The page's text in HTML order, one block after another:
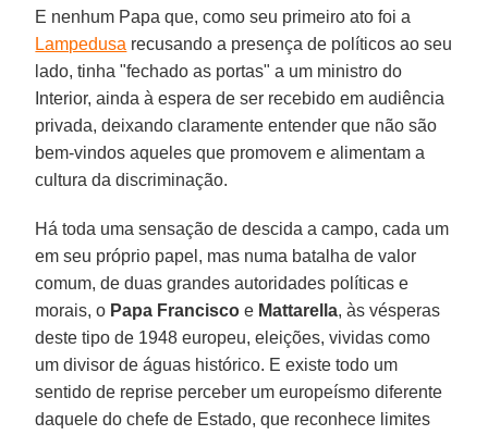
E nenhum Papa que, como seu primeiro ato foi a
Lampedusa recusando a presença de políticos ao seu
lado, tinha "fechado as portas" a um ministro do
Interior, ainda à espera de ser recebido em audiência
privada, deixando claramente entender que não são
bem-vindos aqueles que promovem e alimentam a
cultura da discriminação.
Há toda uma sensação de descida a campo, cada um
em seu próprio papel, mas numa batalha de valor
comum, de duas grandes autoridades políticas e
morais, o Papa Francisco e Mattarella, às vésperas
deste tipo de 1948 europeu, eleições, vividas como
um divisor de águas histórico. E existe todo um
sentido de reprise perceber um europeísmo diferente
daquele do chefe de Estado, que reconhece limites